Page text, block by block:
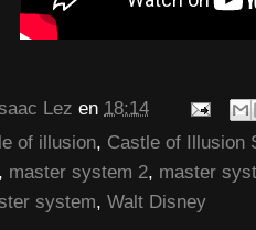
Isaac Lez en 18:14
of illusion, Castle of Illusion
, master system 2, master
system, Walt Disney